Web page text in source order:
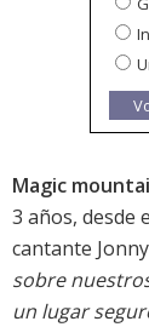
Magic
3 años, desde
cantante
sobre
un lugar